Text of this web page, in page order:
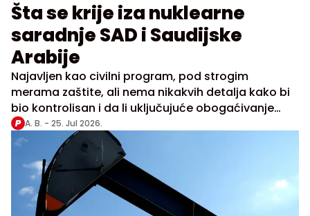
Šta se krije iza nuklearne
saradnje SAD i Saudijske
Arabije
Najavljen kao civilni program, pod strogim
merama zaštite, ali nema nikakvih detalja kako bi
bio kontrolisan i da li uključujuće obogaćivanje
uranijuma
A. B. - 25. Jul 2026.